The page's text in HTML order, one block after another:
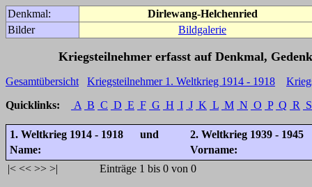
Denkmal:
Dirlewang-Helchenried
Bilder
Bildgalerie
Kriegsteilnehmer erfasst auf Denkmal,
Gesamtübersicht Kriegsteilnehmer 1. Weltkrieg 1914 - 1918
Quicklinks:
A B C D E F G H I J K L M N O P Q R S
1. Weltkrieg 1914 - 1918 und
2. Weltkrieg 1939 - 1945
Name:
Vorname:
|< << >> >| Einträge 1 bis 0 von 0